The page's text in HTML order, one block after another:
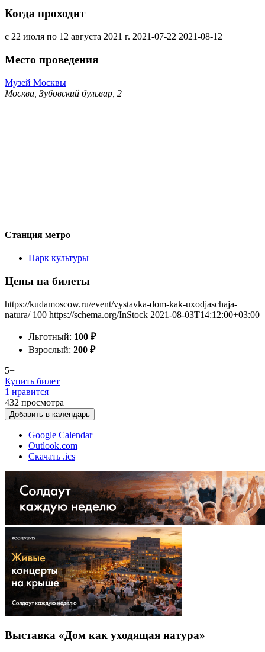
Когда проходит
с 22 июля по 12 августа 2021 г. 2021-07-22 2021-08-12
Место проведения
Музей Москвы
Москва, Зубовский бульвар, 2
Станция метро
Парк культуры
Цены на билеты
https://kudamoscow.ru/event/vystavka-dom-kak-uxodjaschaja-
natura/ 100 https://schema.org/InStock 2021-08-03T14:12:00+03:00
Льготный: 100 ₽
Взрослый: 200 ₽
5+
Купить билет
1 нравится
432 просмотра
Добавить в календарь
Google Calendar
Outlook.com
Скачать .ics
Выставка «Дом как уходящая натура»